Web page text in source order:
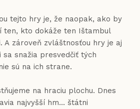
hry je, že naopak, ako by
ten, kto dokáže ten Ištambul
A zároveň zvláštnosťou hry je aj
snažia presvedčiť tých
sú na ich strane.
na hraciu plochu. Dnes
najvyšší hm... štátni